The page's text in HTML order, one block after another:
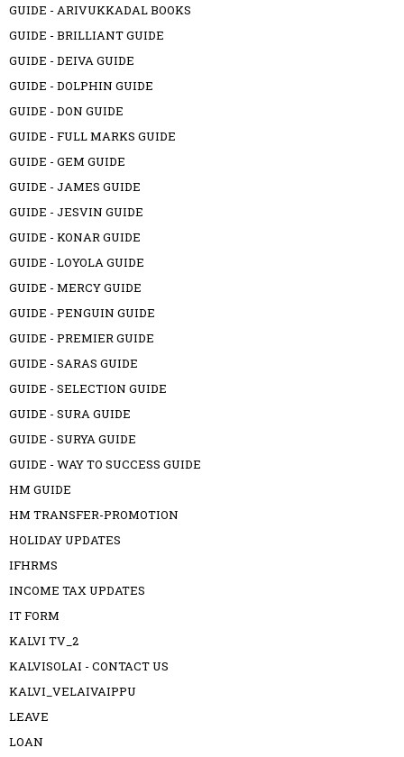
GUIDE - ARIVUKKADAL BOOKS
GUIDE - BRILLIANT GUIDE
GUIDE - DEIVA GUIDE
GUIDE - DOLPHIN GUIDE
GUIDE - DON GUIDE
GUIDE - FULL MARKS GUIDE
GUIDE - GEM GUIDE
GUIDE - JAMES GUIDE
GUIDE - JESVIN GUIDE
GUIDE - KONAR GUIDE
GUIDE - LOYOLA GUIDE
GUIDE - MERCY GUIDE
GUIDE - PENGUIN GUIDE
GUIDE - PREMIER GUIDE
GUIDE - SARAS GUIDE
GUIDE - SELECTION GUIDE
GUIDE - SURA GUIDE
GUIDE - SURYA GUIDE
GUIDE - WAY TO SUCCESS GUIDE
HM GUIDE
HM TRANSFER-PROMOTION
HOLIDAY UPDATES
IFHRMS
INCOME TAX UPDATES
IT FORM
KALVI TV_2
KALVISOLAI - CONTACT US
KALVI_VELAIVAIPPU
LEAVE
LOAN